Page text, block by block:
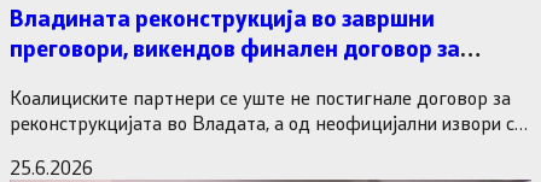
Владината реконструкција во завршни
преговори, викендов финален договор за
Коалициските партнери се уште не постигнале договор за
реконструкцијата во Владата, а од неофицијални извори се
25.6.2026